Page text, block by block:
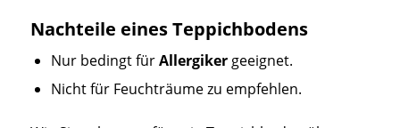
Nachteile eines Teppichbodens
Nur bedingt fürAllergikergeeignet.
Nicht für Feuchträumezu empfehlen.